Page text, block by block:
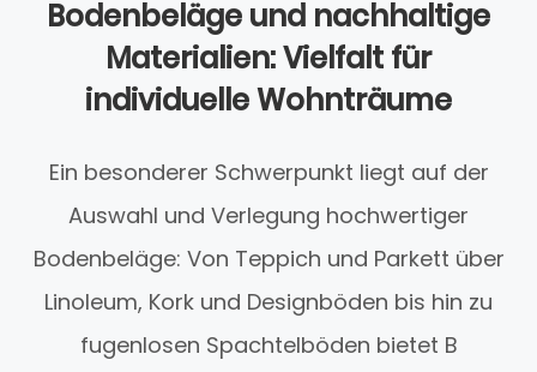
Bodenbeläge und nachhaltige
Materialien: Vielfalt für
individuelle Wohnträume
Ein besonderer Schwerpunkt liegt auf der
Auswahl und Verlegung hochwertiger
Bodenbeläge: Von Teppich und Parkett über
Linoleum, Kork und Designböden bis hin zu
fugenlosen Spachtelböden bietet B